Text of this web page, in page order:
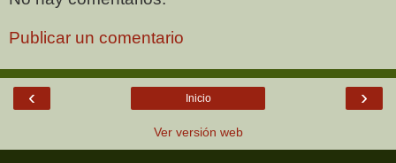
Publicar un comentario
‹ ›
Inicio
Ver versión web